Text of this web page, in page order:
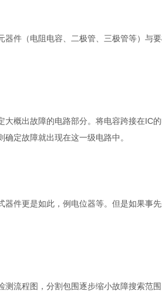
件（电阻电容、二极管、三极管等）与
概出故障的电路部分。将电容跨接在IC
定故障就出现在这一级电路中。
件更是如此，例电位器等。但是如果事
流程图，分割包围逐步缩小故障搜索范